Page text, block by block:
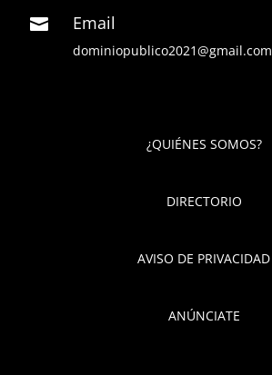
 Email
dominiopublico2021@gmail.com
¿QUIÉNES SOMOS?
DIRECTORIO
AVISO DE PRIVACIDAD
ANÚNCIATE